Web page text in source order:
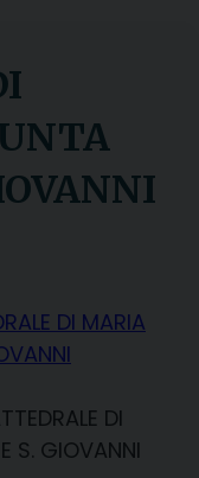
DI MARIA
DI
S. GIOVANNI